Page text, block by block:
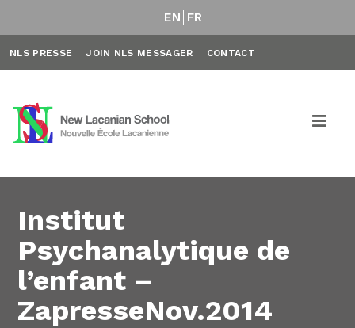
EN FR
NLS PRESSE JOIN NLS MESSAGER CONTACT
Institut
Psychanalytique de
l’enfant –
ZapresseNov.2014